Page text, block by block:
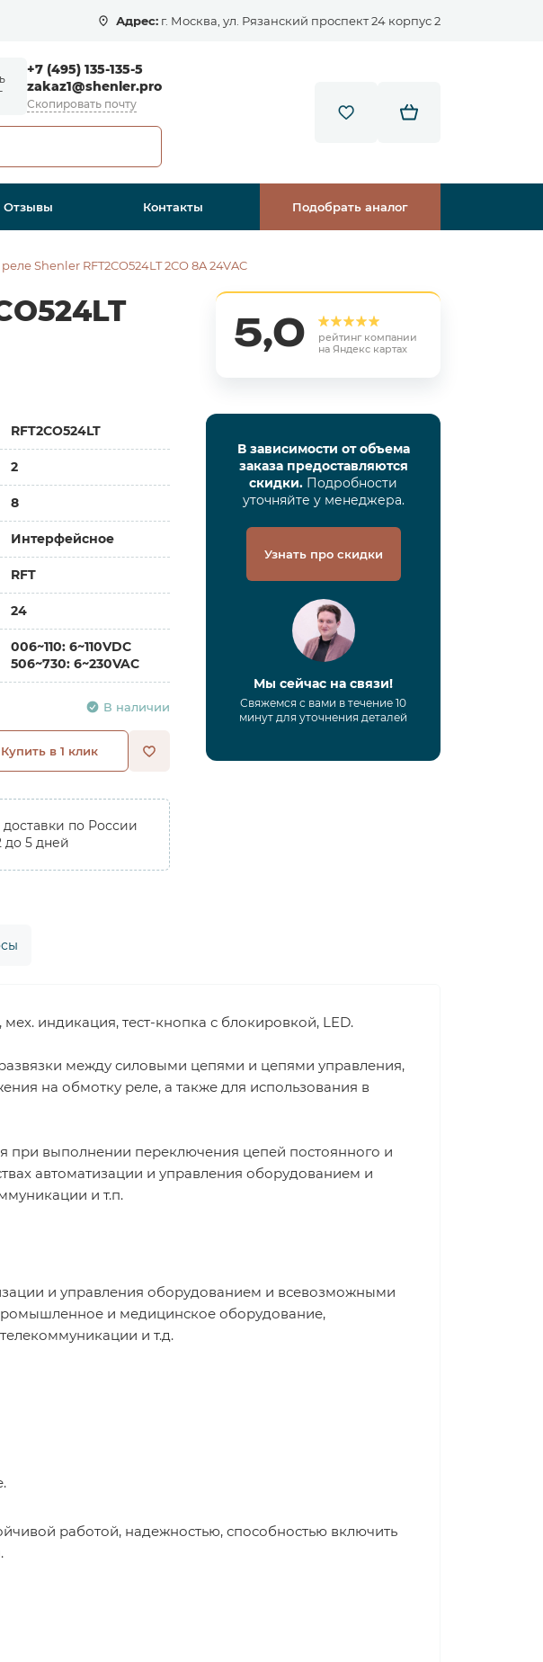
Адрес: г. Москва, ул. Рязанский проспект 24 корпус 2
+7 (495) 135-135-5
zakaz1@shenler.pro
Скопировать почту
Отзывы Контакты Подобрать аналог
Shenler RFT2CO524LT 2CO 8A 24VAC
5,0
рейтинг компании
на Яндекс картах
RFT2CO524LT
2
8
Интерфейсное
RFT
24
006~110: 6~110VDC
506~730: 6~230VAC
В наличии
Купить в 1 клик
по России
до 5 дней
В зависимости от объема
заказа предоставляются
скидки. Подробности
уточняйте у менеджера.
Узнать про скидки
Мы сейчас на связи!
Свяжемся с вами в течение 10
минут для уточнения деталей
индикация, тест-кнопка с блокировкой, LED.
между силовыми цепями и цепями управления,
на обмотку реле, а также для использования в
при выполнении переключения цепей постоянного и
автоматизации и управления оборудованием и
и т.п.
и управления оборудованием и всевозможными
и медицинское оборудование,
и т.д.
работой, надежностью, способностью включить